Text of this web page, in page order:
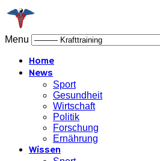
Menu
Home
News
Sport
Gesundheit
Wirtschaft
Politik
Forschung
Ernährung
Wissen